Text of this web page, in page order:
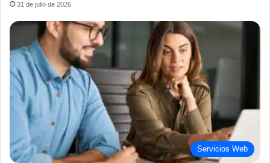
31 de julio de 2026
Servicios Web